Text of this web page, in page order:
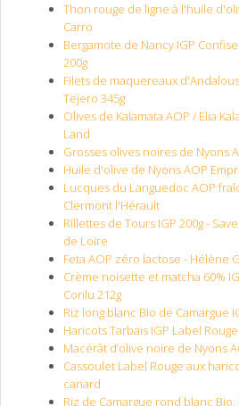
Thon rouge de ligne à l'huile
Carro
Bergamote de Nancy IGP
200g
Filets de maquereaux
Tejero 345g
Olives de Kalamata AOP / Elia
Land
Grosses olives noires de Nyons
Huile d'olive de Nyons AOP
Lucques du Languedoc AOP
Clermont l'Hérault
Rillettes de Tours IGP 200g -
de Loire
Feta AOP zéro lactose - Hélène
Crème noisette et matcha 60%
Corilu 212g
Riz long blanc Bio de Camargue
Haricots Tarbais IGP Label
Macérât d’olive noire de Nyons
Cassoulet Label Rouge aux
canard
Riz de Camargue rond blanc Bio,